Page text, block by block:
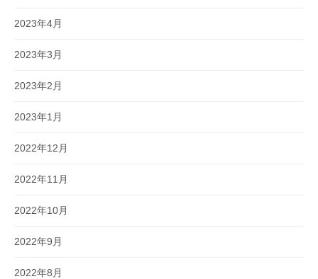
2023年4月
2023年3月
2023年2月
2023年1月
2022年12月
2022年11月
2022年10月
2022年9月
2022年8月